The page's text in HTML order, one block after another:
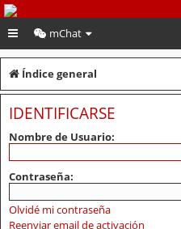
PeruVoley.com
mChat
Índice general
IDENTIFICARSE
Nombre de Usuario:
Contraseña:
Olvidé mi contraseña
Reenviar email de activación